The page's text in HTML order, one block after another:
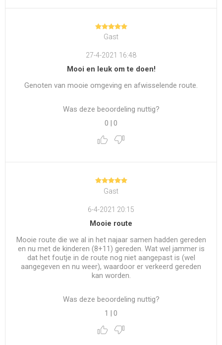
Gast
27-4-2021 16:48
Mooi en leuk om te doen!
Genoten van mooie omgeving en afwisselende route.
Was deze beoordeling nuttig?
0 | 0
Gast
6-4-2021 20:15
Mooie route
Mooie route die we al in het najaar samen hadden gereden
en nu met de kinderen (8+11) gereden. Wat wel jammer is
dat het foutje in de route nog niet aangepast is (wel
aangegeven en nu weer), waardoor er verkeerd gereden
kan worden.
Was deze beoordeling nuttig?
1 | 0